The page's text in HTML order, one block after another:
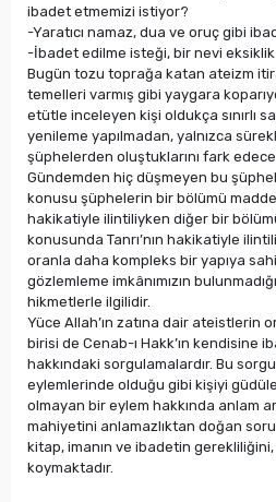
ibadet etmemizi istiyor?
-Yaratıcı namaz, dua ve oruç gibi
-İbadet edilme isteği, bir nevi
Bugün tozu toprağa katan ateizm
temelleri varmış gibi yaygara
etütle inceleyen kişi oldukça sınırlı
yenileme yapılmadan, yalnızca
şüphelerden oluştuklarını fark
Gündemden hiç düşmeyen bu
konusu şüphelerin bir bölümü
hakikatiyle ilintiliyken diğer bir
konusunda Tanrı’nın hakikatiyle
oranla daha kompleks bir yapıya
gözlemleme imkânımızın
hikmetlerle ilgilidir.
Yüce Allah’ın zatına dair ateistlerin
birisi de Cenab-ı Hakk’ın kendisine
hakkındaki sorgulamalardır. Bu
eylemlerinde olduğu gibi kişiyi
olmayan bir eylem hakkında anlam
mahiyetini anlamazlıktan doğan
kitap, imanın ve ibadetin
koymaktadır.